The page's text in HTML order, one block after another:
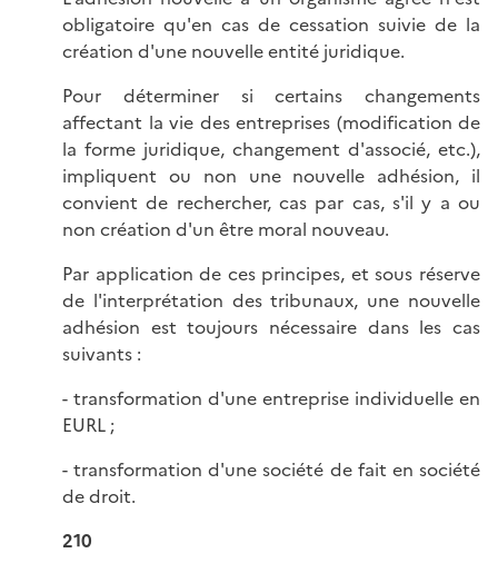
obligatoire qu'en cas de cessation suivie de la
création d'une nouvelle entité juridique.
Pour déterminer si certains changements
affectant la vie des entreprises (modification de
la forme juridique, changement d'associé, etc.),
impliquent ou non une nouvelle adhésion, il
convient de rechercher, cas par cas, s'il y a ou
non création d'un être moral nouveau.
Par application de ces principes, et sous réserve
de l'interprétation des tribunaux, une nouvelle
adhésion est toujours nécessaire dans les cas
suivants :
- transformation d'une entreprise individuelle en
EURL ;
- transformation d'une société de fait en société
de droit.
210